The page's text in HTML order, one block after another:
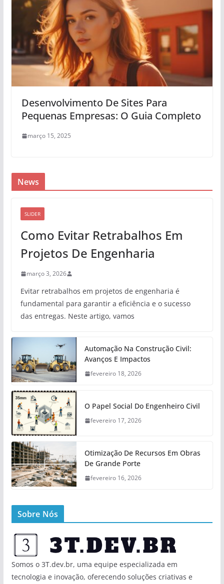
Desenvolvimento De Sites Para
Pequenas Empresas: O Guia Completo
março 15, 2025
News
SLIDER
Como Evitar Retrabalhos Em
Projetos De Engenharia
março 3, 2026
Evitar retrabalhos em projetos de engenharia é
fundamental para garantir a eficiência e o sucesso
das entregas. Neste artigo, vamos
Automação Na Construção Civil:
Avanços E Impactos
fevereiro 18, 2026
O Papel Social Do Engenheiro Civil
fevereiro 17, 2026
Otimização De Recursos Em Obras
De Grande Porte
fevereiro 16, 2026
Sobre Nós
Somos o 3T.dev.br, uma equipe especializada em
tecnologia e inovação, oferecendo soluções criativas e